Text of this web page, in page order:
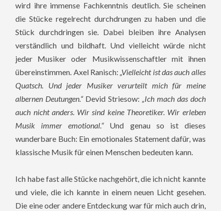
wird ihre immense Fachkenntnis deutlich. Sie scheinen
die Stücke regelrecht durchdrungen zu haben und die
Stück durchdringen sie. Dabei bleiben ihre Analysen
verständlich und bildhaft. Und vielleicht würde nicht
jeder Musiker oder Musikwissenschaftler mit ihnen
übereinstimmen. Axel Ranisch:„Vielleicht ist das auch alles
Quatsch. Und jeder Musiker verurteilt mich für meine
albernen Deutungen.“Devid Striesow: „Ich mach das doch
auch nicht anders. Wir sind keine Theoretiker. Wir erleben
Musik immer emotional.“Und genau so ist dieses
wunderbare Buch: Ein emotionales Statement dafür, was
klassische Musik für einen Menschen bedeuten kann.
Ich habe fast alle Stücke nachgehört, die ich nicht kannte
und viele, die ich kannte in einem neuen Licht gesehen.
Die eine oder andere Entdeckung war für mich auch drin,